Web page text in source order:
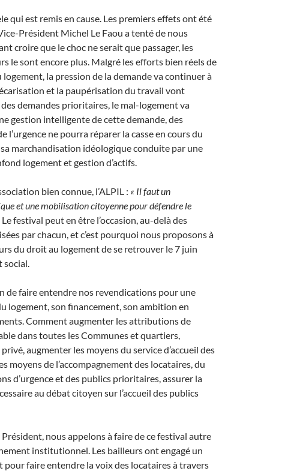
qui est remis en cause. Les premiers effets ont été
Président Michel Le Faou a tenté de nous
croire que le choc ne serait que passager, les
le sont encore plus. Malgré les efforts bien réels de
logement, la pression de la demande va continuer à
et la paupérisation du travail vont
demandes prioritaires, le mal-logement va
gestion intelligente de cette demande, des
l’urgence ne pourra réparer la casse en cours du
marchandisation idéologique conduite par une
logement et gestion d’actifs.
bien connue, l’ALPIL : « Il faut un
et une mobilisation citoyenne pour défendre le
Le festival peut en être l’occasion, au-delà des
par chacun, et c’est pourquoi nous proposons à
du droit au logement de se retrouver le 7 juin
social.
de faire entendre nos revendications pour une
logement, son financement, son ambition en
Comment augmenter les attributions de
dans toutes les Communes et quartiers,
augmenter les moyens du service d’accueil des
moyens de l’accompagnement des locataires, du
d’urgence et des publics prioritaires, assurer la
au débat citoyen sur l’accueil des publics
nous appelons à faire de ce festival autre
institutionnel. Les bailleurs ont engagé un
faire entendre la voix des locataires à travers